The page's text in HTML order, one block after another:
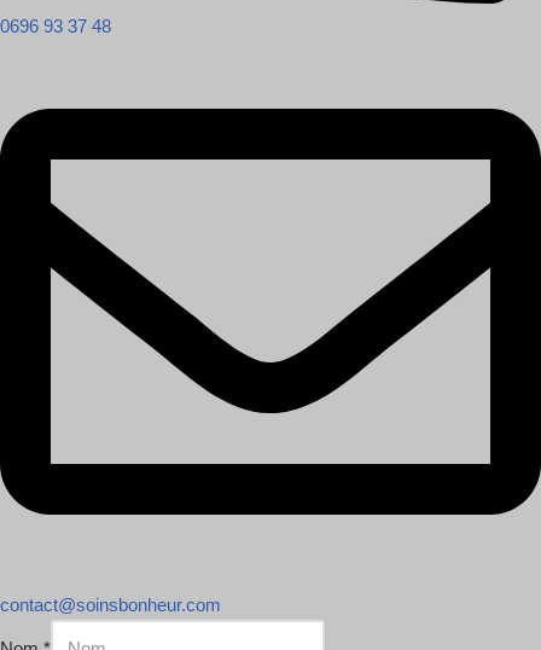
0696 93 37 48
contact@soinsbonheur.com